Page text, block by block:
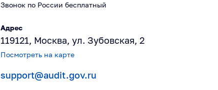
Звонок по России бесплатный
Адрес
119121, Москва, ул. Зубовская, 2
Посмотреть на карте
support@audit.gov.ru